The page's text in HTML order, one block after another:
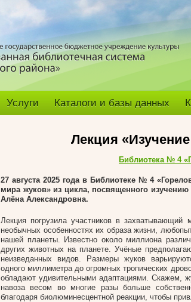
Услуги Каталоги и базы данных
Лекция
Библиотека № 4
27 августа 2025 года в Библиотеке № 4
мира жуков» из цикла, посвященного
Алёна Александровна.
Лекция погрузила участников в
необычных особенностях их образа жизни,
нашей планеты. Известно около миллиона
других животных на планете. Учёные
неизведанных видов. Размеры жуков
одного миллиметра до огромных тропических
обладают удивительными адаптациями. Скажем,
навоза весом во многие разы больше
благодаря биолюминесцентной реакции, чтобы